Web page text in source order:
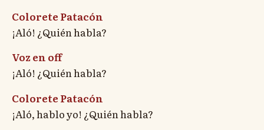
Colorete Patacón
¡Aló! ¿Quién habla?
Voz en off
¡Aló! ¿Quién habla?
Colorete Patacón
¡Aló, hablo yo! ¿Quién habla?